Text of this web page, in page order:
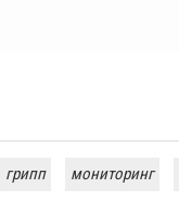
грипп мониторинг